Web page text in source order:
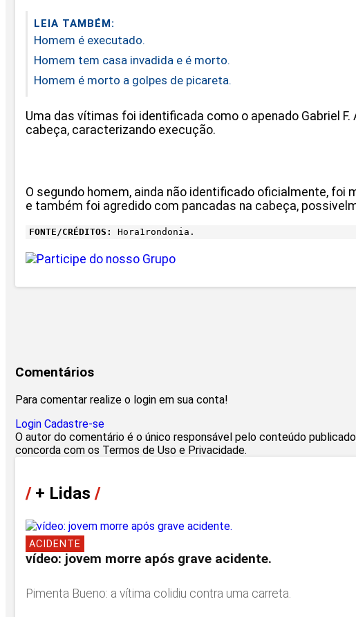
LEIA TAMBÉM:
Homem é executado.
Homem tem casa invadida e é morto.
Homem é morto a golpes de picareta.
Uma das vítimas foi identificada como o apenado Gabriel
cabeça, caracterizando execução.
O segundo homem, ainda não identificado oficialmente,
e também foi agredido com pancadas na cabeça,
FONTE/CRÉDITOS: Hora1rondonia.
Comentários
Para comentar realize o login em sua conta!
Login Cadastre-se
O autor do comentário é o único responsável pelo conteúdo
concorda com os Termos de Uso e Privacidade.
/+ Lidas /
ACIDENTE
vídeo: jovem morre após grave acidente.
Pimenta Bueno: a vítima colidiu contra uma carreta.